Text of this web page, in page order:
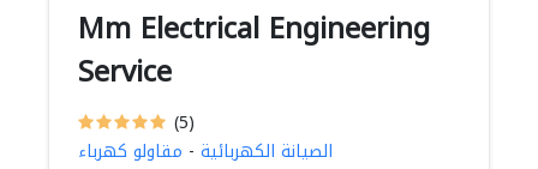
Mm Electrical Engineering
Service
(5)
الصيانة الكهربائية - مقاولو كهرباء